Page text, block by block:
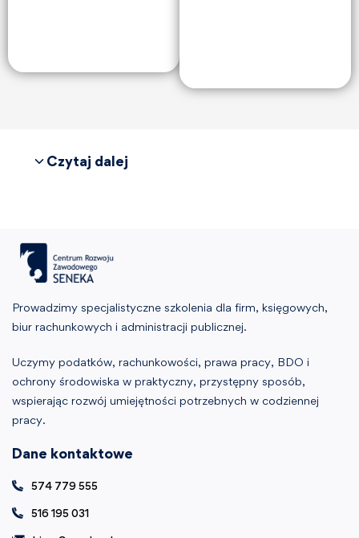
Czytaj dalej
Prowadzimy specjalistyczne szkolenia dla firm, księgowych,
biur rachunkowych i administracji publicznej.
Uczymy podatków, rachunkowości, prawa pracy, BDO i
ochrony środowiska w praktyczny, przystępny sposób,
wspierając rozwój umiejętności potrzebnych w codziennej
pracy.
Dane kontaktowe
574 779 555
516 195 031